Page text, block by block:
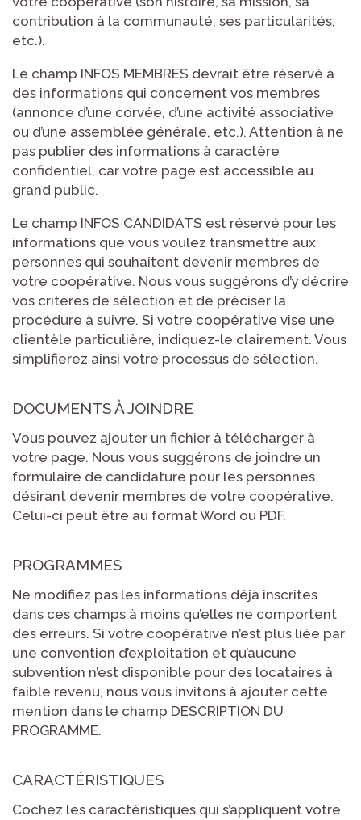
contribution à la communauté, ses particularités,
etc.).
Le champ INFOS MEMBRES devrait être réservé à
des informations qui concernent vos membres
(annonce d’une corvée, d’une activité associative
ou d’une assemblée générale, etc.). Attention à ne
pas publier des informations à caractère
confidentiel, car votre page est accessible au
grand public.
Le champ INFOS CANDIDATS est réservé pour les
informations que vous voulez transmettre aux
personnes qui souhaitent devenir membres de
votre coopérative. Nous vous suggérons d’y décrire
vos critères de sélection et de préciser la
procédure à suivre. Si votre coopérative vise une
clientèle particulière, indiquez-le clairement. Vous
simplifierez ainsi votre processus de sélection.
DOCUMENTS À JOINDRE
Vous pouvez ajouter un fichier à télécharger à
votre page. Nous vous suggérons de joindre un
formulaire de candidature pour les personnes
désirant devenir membres de votre coopérative.
Celui-ci peut être au format Word ou PDF.
PROGRAMMES
Ne modifiez pas les informations déjà inscrites
dans ces champs à moins qu’elles ne comportent
des erreurs. Si votre coopérative n’est plus liée par
une convention d’exploitation et qu’aucune
subvention n’est disponible pour des locataires à
faible revenu, nous vous invitons à ajouter cette
mention dans le champ DESCRIPTION DU
PROGRAMME.
CARACTÉRISTIQUES
Cochez les caractéristiques qui s’appliquent votre